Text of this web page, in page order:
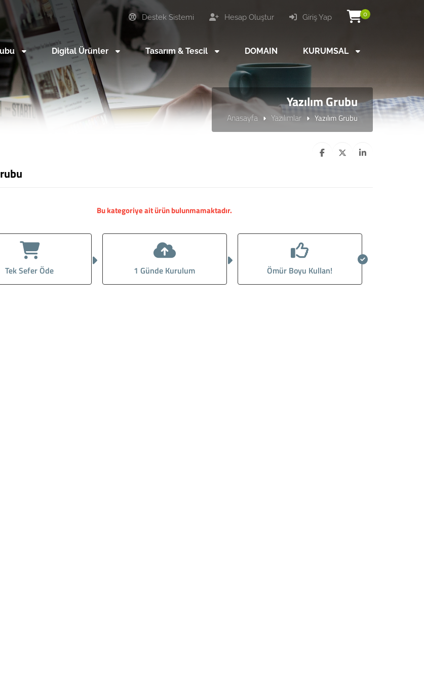
0
Giriş Yap
Hesap Oluştur
Destek Sistemi
Digital Ürünler Tasarım & Tescil DOMAIN KURUMSAL
Yazılım Grubu
Anasayfa Yazılımlar Yazılım Grubu
Bu kategoriye ait ürün bulunmamaktadır.
Tek Sefer Öde 1 Günde Kurulum Ömür Boyu Kullan!